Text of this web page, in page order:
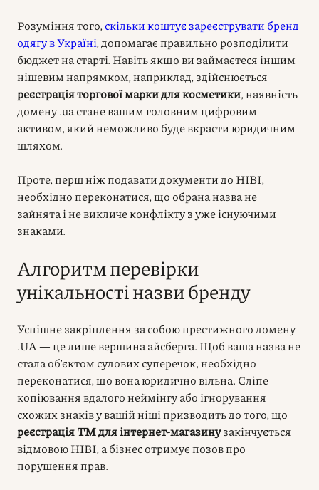
Розуміння того, скільки коштує зареєструвати бренд
одягу в Україні, допомагає правильно розподілити
бюджет на старті. Навіть якщо ви займаєтеся іншим
нішевим напрямком, наприклад, здійснюється
реєстрація торгової марки для косметики, наявність
домену .ua стане вашим головним цифровим
активом, який неможливо буде вкрасти юридичним
шляхом.
Проте, перш ніж подавати документи до НІВІ,
необхідно переконатися, що обрана назва не
зайнята і не викличе конфлікту з уже існуючими
знаками.
Алгоритм перевірки
унікальності назви бренду
Успішне закріплення за собою престижного домену
.UA — це лише вершина айсберга. Щоб ваша назва не
стала об’єктом судових суперечок, необхідно
переконатися, що вона юридично вільна. Сліпе
копіювання вдалого неймінгу або ігнорування
схожих знаків у вашій ніші призводить до того, що
реєстрація ТМ для інтернет-магазинузакінчується
відмовою НІВІ, а бізнес отримує позов про
порушення прав.